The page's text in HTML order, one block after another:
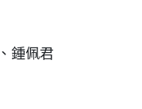
鍾佩君